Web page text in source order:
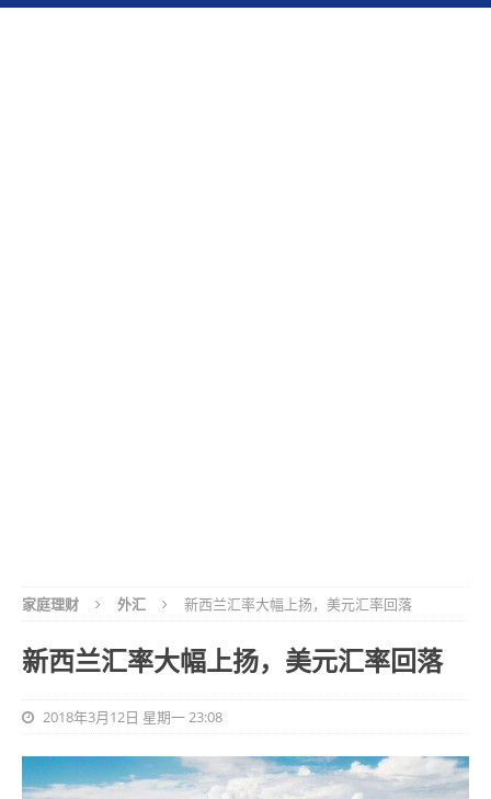
家庭理财 外汇 新西兰汇率大幅上扬，美元汇率回落
新西兰汇率大幅上扬，美元汇率回落
2018年3月12日 星期一 23:08